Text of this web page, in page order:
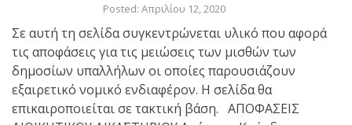
Posted: Απριλίου 12, 2020
Σε αυτή τη σελίδα συγκεντρώνεται υλικό που αφορά
τις αποφάσεις για τις μειώσεις των μισθών των
δημοσίων υπαλλήλων οι οποίες παρουσιάζουν
εξαιρετικό νομικό ενδιαφέρον. Η σελίδα θα
επικαιροποιείται σε τακτική βάση. ΑΠΟΦΑΣΕΙΣ